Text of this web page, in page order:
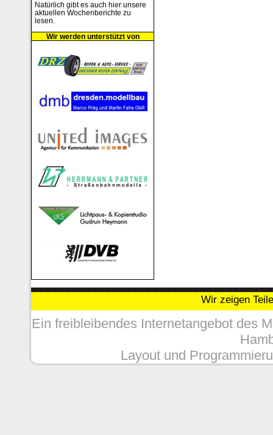
Natürlich gibt es auch hier unsere
aktuellen Wochenberichte zu
lesen.
Wir werden unterstützt von
Wir zeigen
Ein freibleibendes Internetangebot des
Layout und